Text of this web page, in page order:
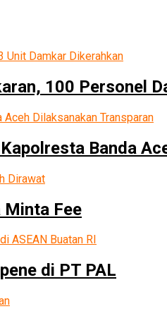
100 Personel
Banda
Minta Fee
di PT PAL